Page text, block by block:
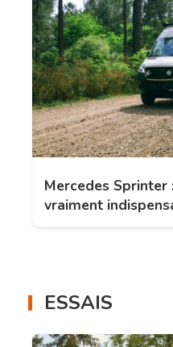
Mercedes
vraiment
ESSAIS